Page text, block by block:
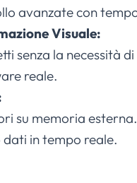
avanzate con
Visuale:
senza la necessità
reale.
su memoria esterna.
in tempo reale.